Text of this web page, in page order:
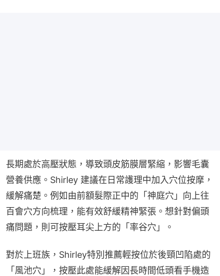
長期處於高壓狀態，導致頭皮筋膜層緊縮，影響毛囊
營養供應。Shirley 建議在日常護理中加入穴位按摩，
緩解痛楚。例如由前額髮際正中的「神庭穴」向上往
百會穴方向梳理，能有效舒緩精神緊張。想針對偏頭
痛問題，則可按壓耳尖上方的「率谷穴」。
對於上班族，Shirley特別推薦輕按位於後頸凹陷處的
「風池穴」，按壓此處能緩解因長時間低頭看手機造